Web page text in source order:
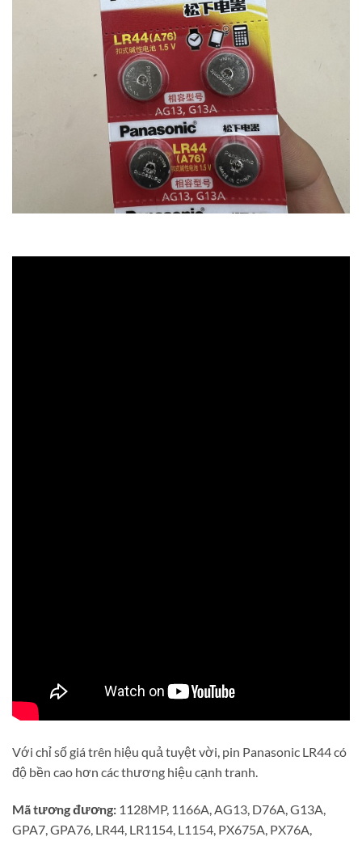
Với chỉ số giá trên hiệu quả tuyệt vời, pin Panasonic LR44 có
độ bền cao hơn các thương hiệu cạnh tranh.
Mã tương đương: 1128MP, 1166A, AG13, D76A, G13A,
GPA7, GPA76, LR44, LR1154, L1154, PX675A, PX76A,